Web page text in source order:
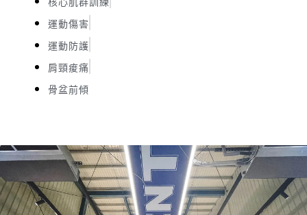
運動傷害
運動防護
肩頸痠痛
骨盆前傾